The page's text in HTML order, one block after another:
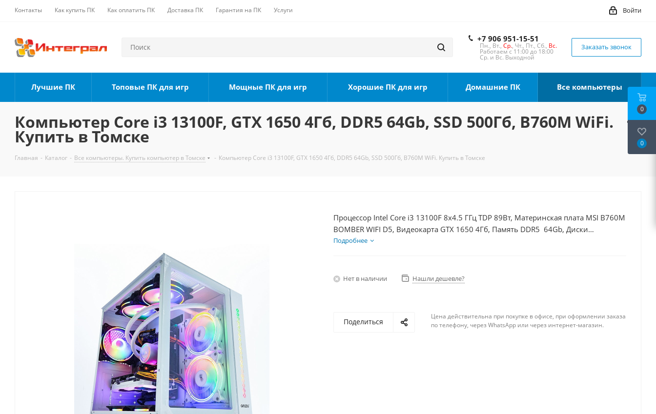
Контакты Как купить ПК Как оплатить ПК Доставка ПК Гарантия на ПК Услуги Войти
+7 906 951-15-51
Пн., Вт., Ср., Чт., Пт., Сб., Вс.
Работаем с 11:00 до 18:00
Ср. и Вс. Выходной
Заказать звонок
Лучшие ПК Топовые ПК для игр Мощные ПК для игр Хорошие ПК для игр Домашние ПК Все компьютеры
Компьютер Core i3 13100F, GTX 1650 4Гб, DDR5 64Gb, SSD 500Гб, B760M WiFi.
Купить в Томске
Главная - Каталог - Все компьютеры. Купить компьютер в Томске - Компьютер Core i3 13100F, GTX 1650 4Гб, DDR5 64Gb, SSD 500Гб, B760M WiFi. Купить в Томске
Процессор Intel Core i3 13100F 8x4.5 ГГц TDP 89Вт, Материнская плата MSI B760M
BOMBER WIFI D5, Видеокарта GTX 1650 4Гб, Память DDR5 64Gb, Диски
SSD 500Гб, БП 500Вт
Подробнее
Нет в наличии Нашли дешевле?
Поделиться
Цена действительна при покупке в офисе, при оформлении заказа
по телефону, через WhatsApp или через интернет-магазин.
0
0